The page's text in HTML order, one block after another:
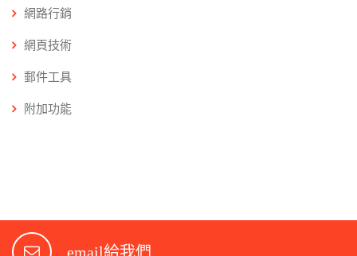
網路行銷
網頁技術
郵件工具
附加功能
email給我們